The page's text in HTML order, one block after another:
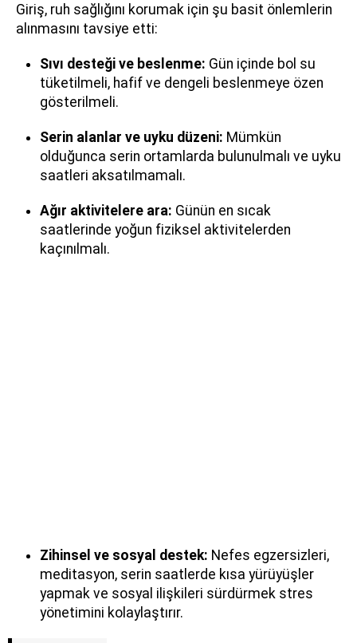
Giriş, ruh sağlığını korumak için şu basit önlemlerin
alınmasını tavsiye etti:
Sıvı desteği ve beslenme: Gün içinde bol su
tüketilmeli, hafif ve dengeli beslenmeye özen
gösterilmeli.
Serin alanlar ve uyku düzeni: Mümkün
olduğunca serin ortamlarda bulunulmalı ve uyku
saatleri aksatılmamalı.
Ağır aktivitelere ara: Günün en sıcak
saatlerinde yoğun fiziksel aktivitelerden
kaçınılmalı.
Zihinsel ve sosyal destek: Nefes egzersizleri,
meditasyon, serin saatlerde kısa yürüyüşler
yapmak ve sosyal ilişkileri sürdürmek stres
yönetimini kolaylaştırır.